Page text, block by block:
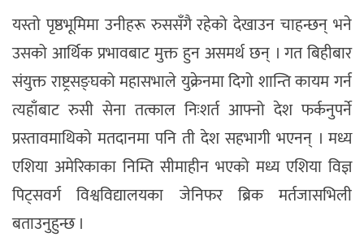
यस्तो पृष्ठभूमिमा उनीहरू रुससँगै रहेको देखाउन चाहन्छन् भने
उसको आर्थिक प्रभावबाट मुक्त हुन असमर्थ छन् । गत बिहीबार
संयुक्त राष्ट्रसङ्घको महासभाले युक्रेनमा दिगो शान्ति कायम गर्न
त्यहाँबाट रुसी सेना तत्काल निःशर्त आफ्नो देश फर्कनुपर्ने
प्रस्तावमाथिको मतदानमा पनि ती देश सहभागी भएनन् । मध्य
एशिया अमेरिकाका निम्ति सीमाहीन भएको मध्य एशिया विज्ञ
पिट्सवर्ग विश्वविद्यालयका जेनिफर ब्रिक मर्तजासभिली
बताउनुहुन्छ ।